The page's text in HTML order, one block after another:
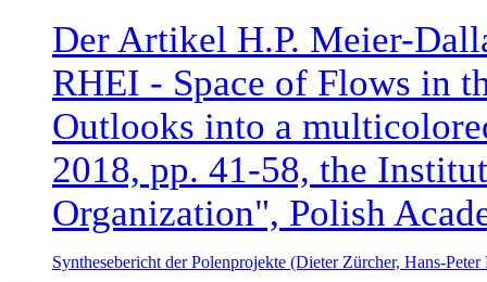
Der Artikel H.P. Meier-
RHEI - Space of Flows in
Outlooks into a
2018, pp. 41-58, the
Organization", Polish
Synthesebericht der Polenprojekte (Dieter Zürcher, Hans-